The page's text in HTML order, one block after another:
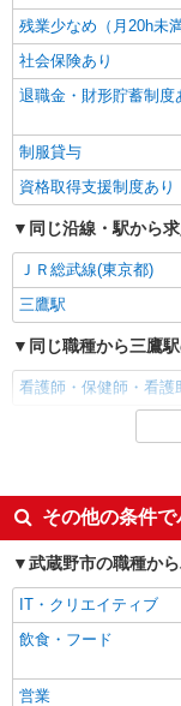
残業少なめ（月20h未満
社会保険あり
退職金・財形貯蓄制度
制服貸与
資格取得支援制度あり
同じ沿線・駅から
ＪＲ総武線(東京都)
三鷹駅
同じ職種から三鷹
看護師・保健師・看護
同じ雇用形態から
同じ特徴から三鷹
入社日応相談
経験者・有資格者歓迎
女性活躍中
ブランクOK
その他の条件
武蔵野市の職種か
IT・クリエイティブ
飲食・フード
営業